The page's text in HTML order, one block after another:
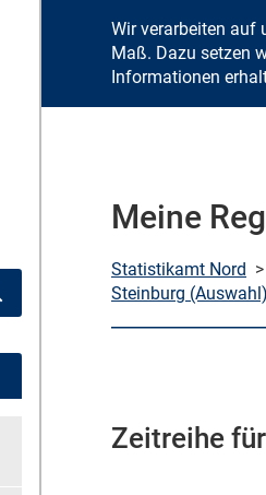
Suche starten
und Karten
Wir verarbeiten auf
Maß. Dazu setzen
Informationen
Meine
Statistikamt Nord >
Steinburg (Auswahl)
Zeitreihe